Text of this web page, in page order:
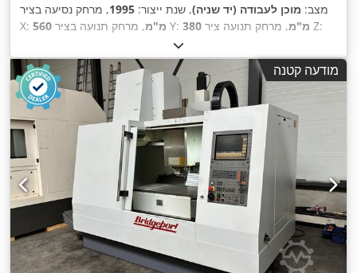
מצב: מוכן לעבודה (יד שניה), שנת ייצור: 1995, מרחק נסיעה בציר
X:
560 מ"מ , מרחק תנועה בציר Y: 380 מ"מ , מרחק תנועה ציר Z:
HEIDENHAIN
6,000 סל"ד
, הספק מנוע הציר:7,500 וואט , מספר צירים:3 ,
מודעה קטנה